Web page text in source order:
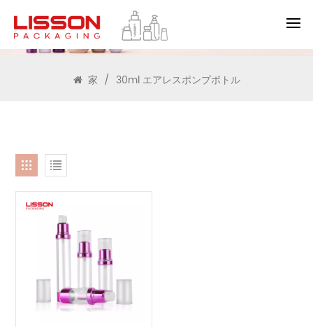
検索
家 / 30ml エアレスポンプボトル